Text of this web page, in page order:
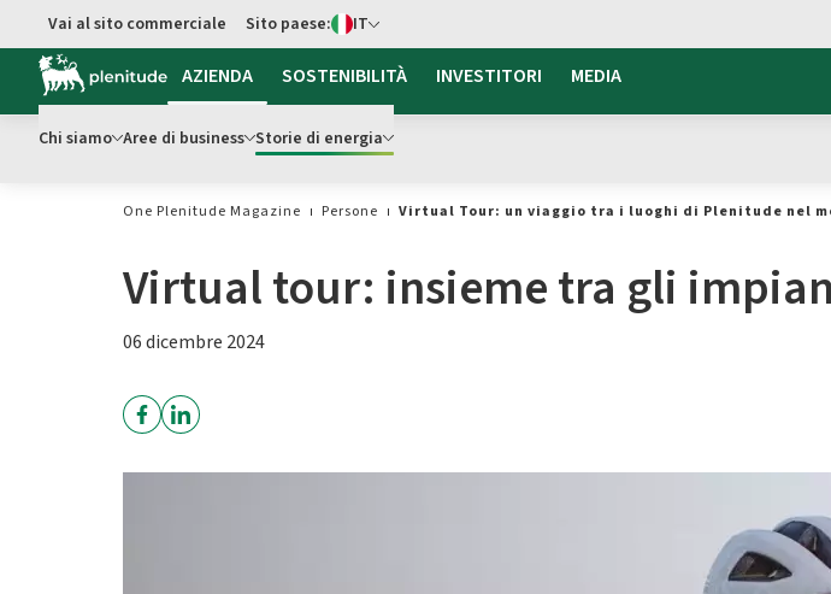
Vai al contenuto principale
Vai al sito commerciale Switch di Lingua
Sito paese: IT
AZIENDA
Chi siamo Aree di business Storie di energia
SOSTENIBILITÀ INVESTITORI MEDIA
One Plenitude Magazine Persone Virtual Tour: un viaggio tra i luoghi di Plenitude nel
Virtual tour: insieme tra gli
06 dicembre 2024